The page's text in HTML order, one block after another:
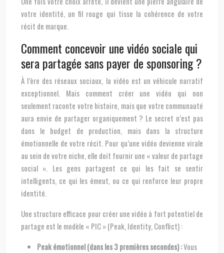
votre identité, un fil rouge qui tisse la cohérence de votre
récit de marque.
Comment concevoir une vidéo sociale qui
sera partagée sans payer de sponsoring ?
À l’ère des réseaux sociaux, la vidéo est un véhicule narratif
exceptionnel. Mais comment créer une vidéo qui non
seulement raconte votre histoire, mais que votre communauté
aura envie de partager organiquement ? Le secret n’est pas
dans le budget de production, mais dans la structure
émotionnelle de votre récit. Pour qu’une vidéo devienne virale
au sein de votre niche, elle doit fournir une « valeur de partage
social ». Les gens partagent ce qui les fait se sentir
intelligents, ce qui les émeut, ou ce qui renforce leur propre
identité.
Une structure efficace pour créer une vidéo à fort potentiel de
partage est le modèle « PIC » (Peak, Identity, Conflict) :
Peak émotionnel (dans les 3 premières secondes) :Vous